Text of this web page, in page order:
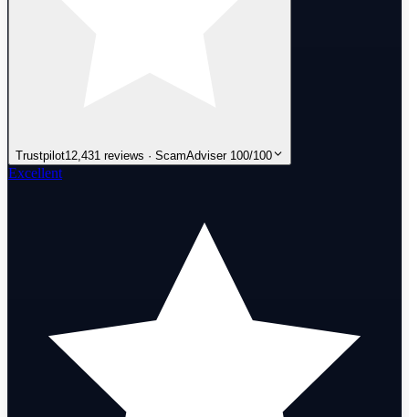
Trustpilot12,431 reviews · ScamAdviser 100/100
Excellent